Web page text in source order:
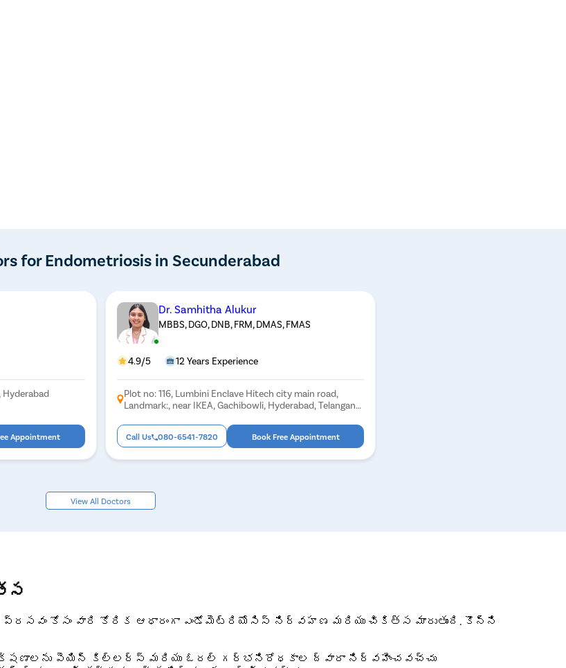
for Endometriosis in Secunderabad
Hyderabad
Appointment
Dr. Samhitha Alukur
MBBS, DGO, DNB, FRM, DMAS, FMAS
4.9/5 12 Years Experience
Plot no: 116, Lumbini Enclave Hitech city main road,
Landmark:, near IKEA, Gachibowli, Hyderabad, Telangana
Call Us 080-6541-7820 Book Free Appointment
View All Doctors
కోసం వారి కోరిక ఆధారంగా ఎండోమెట్రియోసిస్ నిర్వహణ మరియు చికిత్స మారుతుంది. కొన్ని
పెయిన్ కిల్లర్స్ మరియు ఓరల్ గర్భనిరోధకాల ద్వారా నిర్వహించవచ్చు